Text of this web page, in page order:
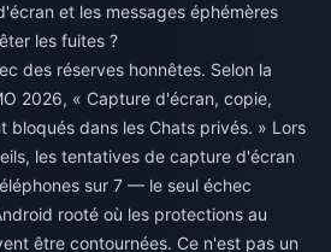
et les messages éphémères
les fuites ?
des réserves honnêtes. Selon la
2026, « Capture d'écran, copie,
bloqués dans les Chats privés. » Lors
les tentatives de capture d'écran
sur 7 — le seul échec
rooté où les protections au
être contournées. Ce n'est pas un